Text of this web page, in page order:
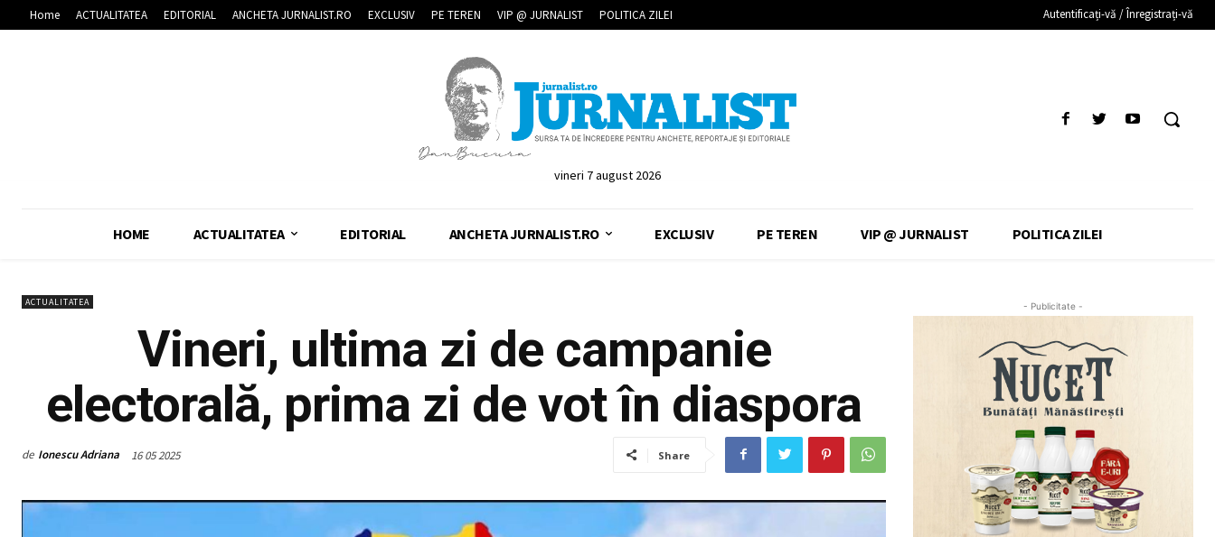
Home ACTUALITATEA EDITORIAL ANCHETA JURNALIST.RO EXCLUSIV PE TEREN VIP @ JURNALIST POLITICA ZILEI Autentificați-vă / Înregistrați-vă
vineri 7 august 2026
HOME ACTUALITATEA EDITORIAL ANCHETA JURNALIST.RO EXCLUSIV PE TEREN VIP @ JURNALIST POLITICA ZILEI
ACTUALITATEA
Vineri, ultima zi de campanie
electorală, prima zi de vot în diaspora
de Ionescu Adriana 16 05 2025 Share
- Publicitate -